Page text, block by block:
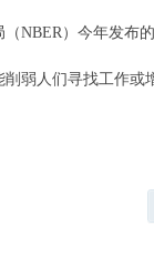
NBER）今年发布
弱人们寻找工作或